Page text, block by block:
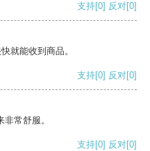
支持[0] 反对[0]
就能收到商品。
支持[0] 反对[0]
常舒服。
支持[0] 反对[0]